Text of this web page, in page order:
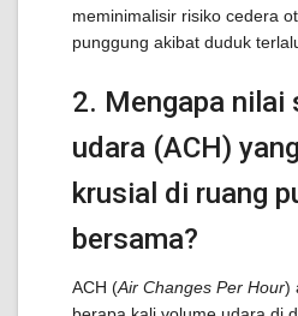
meminimalisir risiko cedera
punggung akibat duduk
2. Mengapa nilai
udara (ACH)
krusial di ruang
bersama?
ACH (Air Changes Per Hour)